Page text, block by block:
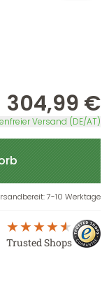
304,99 €
Versand (DE/AT)
: 7-10 Werktage
Trusted Shops